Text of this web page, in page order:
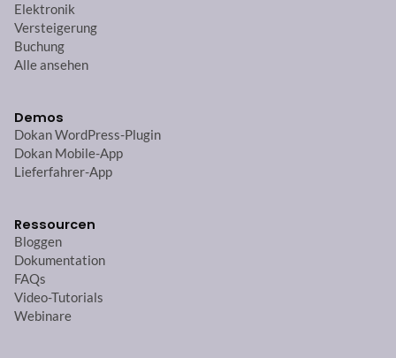
Elektronik
Versteigerung
Buchung
Alle ansehen
Demos
Dokan WordPress-Plugin
Dokan Mobile-App
Lieferfahrer-App
Ressourcen
Bloggen
Dokumentation
FAQs
Video-Tutorials
Webinare